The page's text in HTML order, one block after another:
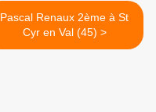
Pascal Renaux 2ème à St
Cyr en Val (45) >